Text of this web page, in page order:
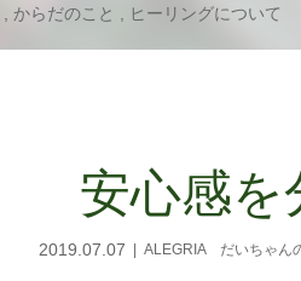
からだのこと ヒーリングについて
安心感を
2019.07.07 ALEGRIA だいちゃん